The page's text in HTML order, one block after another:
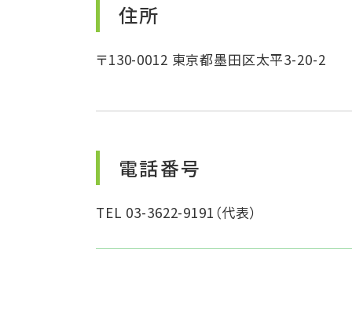
住所
〒130-0012 東京都墨田区太平3-20-2
電話番号
TEL 03-3622-9191 （代表）